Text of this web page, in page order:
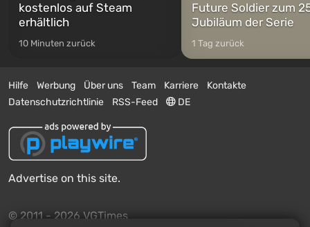
kostenlos auf Steam
erhältlich
10 Minuten zurück
Future Soldier zum
Jubiläum der Serie
1 Tag zurück
Hilfe Werbung Über uns Team Karriere
Kontakte
Datenschutzrichtlinie
RSS-Feed DE
Advertise on this site.
© 2011 - 2026 VGTimes